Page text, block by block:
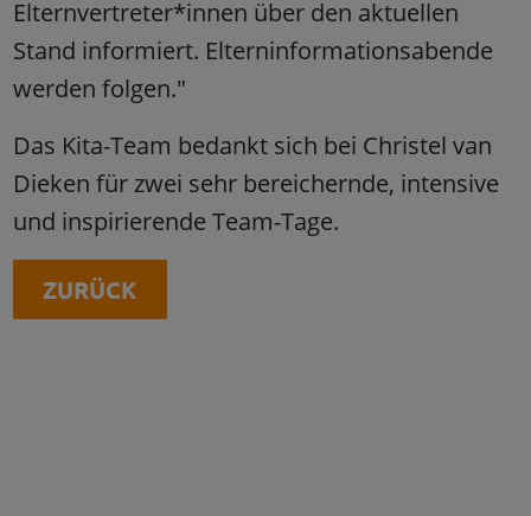
Elternvertreter*innen über den aktuellen
Stand informiert. Elterninformationsabende
werden folgen."
Das Kita-Team bedankt sich bei Christel van
Dieken für zwei sehr bereichernde, intensive
und inspirierende Team-Tage.
ZURÜCK